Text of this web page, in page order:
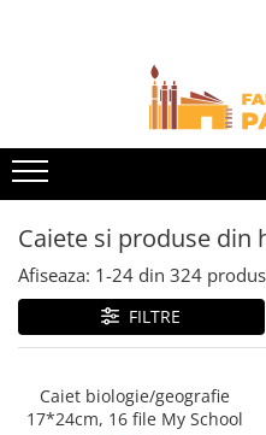
Toate Produsele
Hartie si articole din hartie
Hartie pentru copiator si
Hartie color pentru copiator
Papetarie personalizata
Pliante
Notes adeziv si index adeziv
Bloc Notes-uri brosate
Bloc Notes-uri spiralizate
Etichete
Caiete si produse din
Afiseaza: 1-24 din 324
FILTRE
Caiet biologie/geografie
17*24cm, 16 file My School